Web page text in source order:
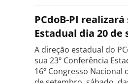
PCdoB-PI
Estadual dia 20
A direção estadual do
sua 23º Conferência
16º Congresso Nacional